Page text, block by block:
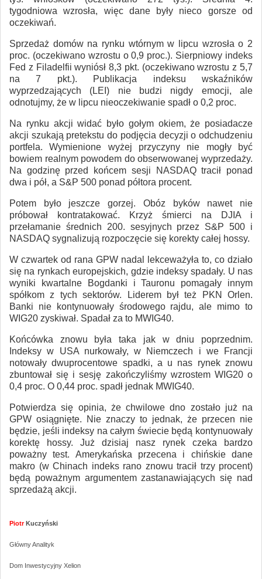
tygodniowa wzrosła, więc dane były nieco gorsze od
oczekiwań.
Sprzedaż domów na rynku wtórnym w lipcu wzrosła o 2
proc. (oczekiwano wzrostu o 0,9 proc.). Sierpniowy indeks
Fed z Filadelfii wyniósł 8,3 pkt. (oczekiwano wzrostu z 5,7
na 7 pkt.). Publikacja indeksu wskaźników
wyprzedzających (LEI) nie budzi nigdy emocji, ale
odnotujmy, że w lipcu nieoczekiwanie spadł o 0,2 proc.
Na rynku akcji widać było gołym okiem, że posiadacze
akcji szukają pretekstu do podjęcia decyzji o odchudzeniu
portfela. Wymienione wyżej przyczyny nie mogły być
bowiem realnym powodem do obserwowanej wyprzedaży.
Na godzinę przed końcem sesji NASDAQ tracił ponad
dwa i pół, a S&P 500 ponad półtora procent.
Potem było jeszcze gorzej. Obóz byków nawet nie
próbował kontratakować. Krzyż śmierci na DJIA i
przełamanie średnich 200. sesyjnych przez S&P 500 i
NASDAQ sygnalizują rozpoczęcie się korekty całej hossy.
W czwartek od rana GPW nadal lekceważyła to, co działo
się na rynkach europejskich, gdzie indeksy spadały. U nas
wyniki kwartalne Bogdanki i Tauronu pomagały innym
spółkom z tych sektorów. Liderem był też PKN Orlen.
Banki nie kontynuowały środowego rajdu, ale mimo to
WIG20 zyskiwał. Spadał za to MWIG40.
Końcówka znowu była taka jak w dniu poprzednim.
Indeksy w USA nurkowały, w Niemczech i we Francji
notowały dwuprocentowe spadki, a u nas rynek znowu
zbuntował się i sesję zakończyliśmy wzrostem WIG20 o
0,4 proc. O 0,44 proc. spadł jednak MWIG40.
Potwierdza się opinia, że chwilowe dno zostało już na
GPW osiągnięte. Nie znaczy to jednak, że przecen nie
będzie, jeśli indeksy na całym świecie będą kontynuowały
korektę hossy. Już dzisiaj nasz rynek czeka bardzo
poważny test. Amerykańska przecena i chińskie dane
makro (w Chinach indeks rano znowu tracił trzy procent)
będą poważnym argumentem zastanawiających się nad
sprzedażą akcji.
PiotrKuczyński
Główny Analityk
Dom Inwestycyjny Xelion